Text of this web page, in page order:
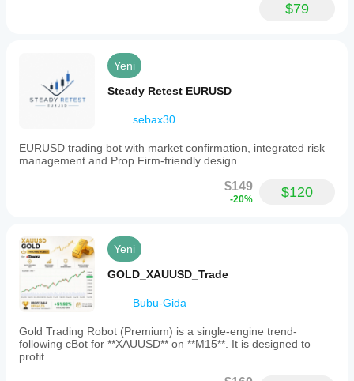
$79
Yeni
Steady Retest EURUSD
sebax30
EURUSD trading bot with market confirmation, integrated risk
management and Prop Firm-friendly design.
$149
-20% $120
Yeni
GOLD_XAUUSD_Trade
Bubu-Gida
Gold Trading Robot (Premium) is a single-engine trend-
following cBot for **XAUUSD** on **M15**. It is designed to
profit